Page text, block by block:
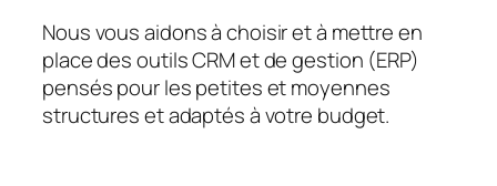
Nous vous aidons à choisir et à mettre en
place des outils CRM et de gestion (ERP)
pensés pour les petites et moyennes
structures et adaptés à votre budget.